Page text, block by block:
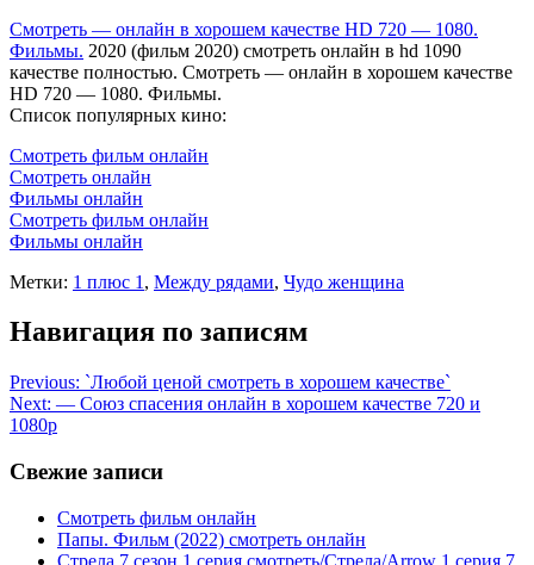
Смотреть — онлайн в хорошем качестве HD 720 — 1080.
Фильмы. 2020 (фильм 2020) смотреть онлайн в hd 1090
качестве полностью. Смотреть — онлайн в хорошем качестве
HD 720 — 1080. Фильмы.
Список популярных кино:
Смотреть фильм онлайн
Смотреть онлайн
Фильмы онлайн
Смотреть фильм онлайн
Фильмы онлайн
Метки: 1 плюс 1 , Между рядами, Чудо женщина
Навигация по записям
Previous: `Любой ценой смотреть в хорошем качестве`
Next: — Союз спасения онлайн в хорошем качестве 720 и
1080p
Свежие записи
Смотреть фильм онлайн
Папы. Фильм (2022) смотреть онлайн
Стрела 7 сезон 1 серия смотреть/Стрела/Arrow 1 серия 7